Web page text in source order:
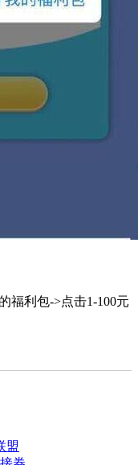
福利包->点击1-100元
盟